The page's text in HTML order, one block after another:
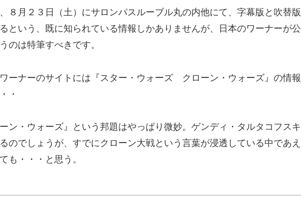
８月２３日（土）にサロンパスルーブル丸の内他にて、字幕版と吹替版
という、既に知られている情報しかありませんが、日本のワーナーが公
のは特筆すべきです。
ーナーのサイトには『スター・ウォーズ クローン・ウォーズ』の情報
・
ン・ウォーズ』という邦題はやっぱり微妙。ゲンディ・タルタコフスキ
のでしょうが、すでにクローン大戦という言葉が浸透している中であえ
も・・・と思う。